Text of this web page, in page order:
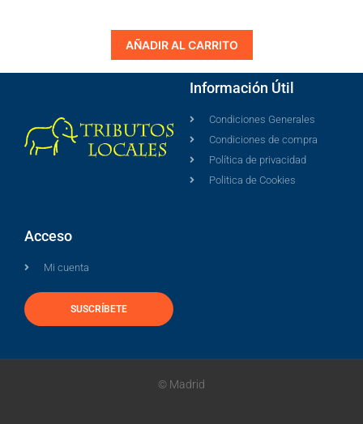
AÑADIR AL CARRITO
Información Útil
Condiciones Generales
Condiciones de compra
Política de privacidad
Politica de Cookies
Acceso
Mi cuenta
SUSCRÍBETE
© Madrid